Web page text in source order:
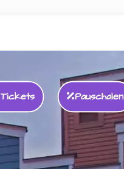
Tickets Pauschalen